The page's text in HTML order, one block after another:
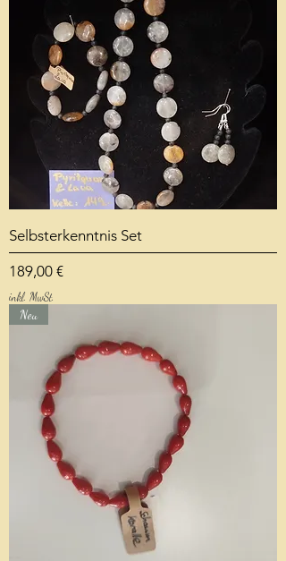
Selbsterkenntnis Set
Preis
189,00 €
inkl. MwSt.
Neu